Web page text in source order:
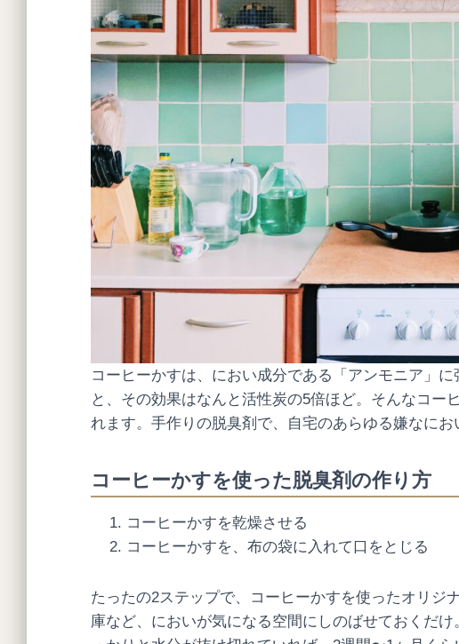
コーヒーかすは、におい成分である「アンモニア」
と、その効果はなんと活性炭の5倍ほど。そんなコー
れます。手作りの脱臭剤で、自宅のあらゆる嫌なにお
コーヒーかすを使った脱臭剤の作り方
コーヒーかすを乾燥させる
コーヒーかすを、布の袋に入れて口をとじる
たったの2ステップで、コーヒーかすを使ったオリジ
庫など、においが気になる空間にしのばせておくだ